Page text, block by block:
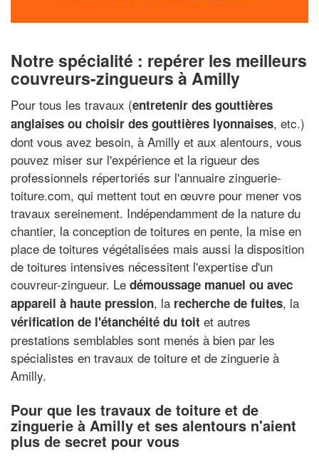
Notre spécialité : repérer les meilleurs
couvreurs-zingueurs à Amilly
Pour tous les travaux (entretenir des gouttières
anglaises ou choisir des gouttières lyonnaises, etc.)
dont vous avez besoin, à Amilly et aux alentours, vous
pouvez miser sur l'expérience et la rigueur des
professionnels répertoriés sur l'annuaire zinguerie-
toiture.com, qui mettent tout en œuvre pour mener vos
travaux sereinement. Indépendamment de la nature du
chantier, la conception de toitures en pente, la mise en
place de toitures végétalisées mais aussi la disposition
de toitures intensives nécessitent l'expertise d'un
couvreur-zingueur. Le démoussage manuel ou avec
appareil à haute pression, la recherche de fuites, la
vérification de l'étanchéité du toit et autres
prestations semblables sont menés à bien par les
spécialistes en travaux de toiture et de zinguerie à
Amilly.
Pour que les travaux de toiture et de
zinguerie à Amilly et ses alentours n'aient
plus de secret pour vous